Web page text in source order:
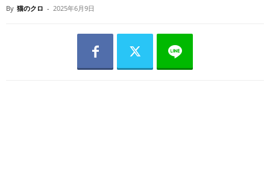
By 猫のクロ - 2025年6月9日